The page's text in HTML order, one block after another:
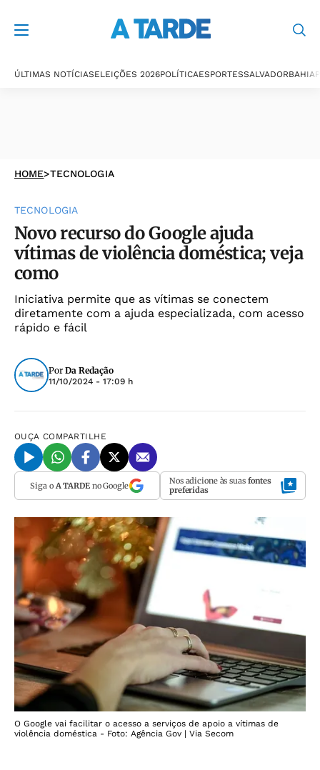
ÚLTIMAS NOTÍCIASELEIÇÕES 2026POLÍTICAESPORTESSALVADORBAHIA
HOME>TECNOLOGIA
TECNOLOGIA
Novo recurso do Google ajuda
vítimas de violência doméstica; veja
como
Iniciativa permite que as vítimas se conectem
diretamente com a ajuda especializada, com acesso
rápido e fácil
Por Da Redação
11/10/2024 - 17:09 h
OUÇA COMPARTILHE
Siga o A TARDEno Google Nos adicione às suas fontes
preferidas
O Google vai facilitar o acesso a serviços de apoio a vítimas de
violência doméstica - Foto: Agência Gov | Via Secom